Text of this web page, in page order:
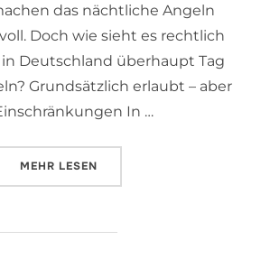
das nächtliche Angeln
Doch wie sieht es rechtlich
in Deutschland überhaupt Tag
Grundsätzlich erlaubt – aber
In …
MEHR LESEN